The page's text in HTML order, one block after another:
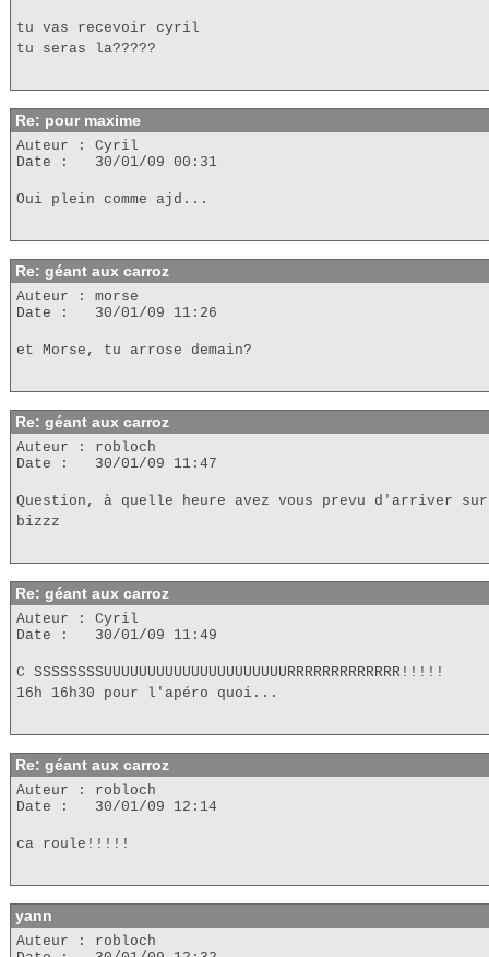
tu vas recevoir cyril
tu seras la?????
Re: pour maxime
Auteur : Cyril
Date : 30/01/09 00:31
Oui plein comme ajd...
Re: géant aux carroz
Auteur : morse
Date : 30/01/09 11:26
et Morse, tu arrose demain?
Re: géant aux carroz
Auteur : robloch
Date : 30/01/09 11:47
Question, à quelle heure avez vous prevu d'arriver
bizzz
Re: géant aux carroz
Auteur : Cyril
Date : 30/01/09 11:49
C SSSSSSSSUUUUUUUUUUUUUUUUUUUUURRRRRRRRRRRRR!!!!!
16h 16h30 pour l'apéro quoi...
Re: géant aux carroz
Auteur : robloch
Date : 30/01/09 12:14
ca roule!!!!!
yann
Auteur : robloch